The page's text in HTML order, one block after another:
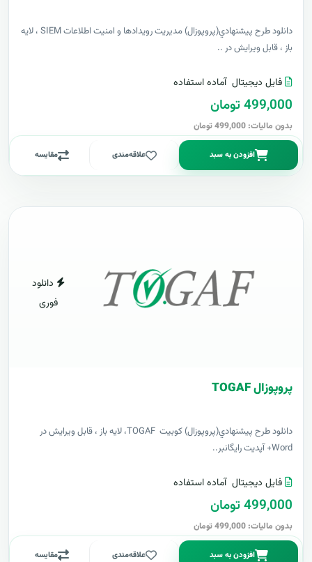
دانلود طرح پيشنهادي(پروپوزال) مدیریت رویدادها و امنیت اطلاعات SIEM ، لایه
باز ، قابل ویرایش در ..
فایل دیجیتال آماده استفاده
499,000 تومان
بدون مالیات: 499,000 تومان
افزودن به سبد علاقه‌مندی مقایسه
دانلود
فوری
پروپوزال TOGAF
دانلود طرح پيشنهادي(پروپوزال) کوبیت TOGAF، لایه باز ، قابل ویرایش در
Word+ آپدیت رایگانبر..
فایل دیجیتال آماده استفاده
499,000 تومان
بدون مالیات: 499,000 تومان
افزودن به سبد علاقه‌مندی مقایسه